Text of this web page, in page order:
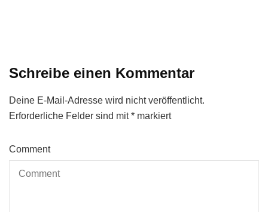
Schreibe einen Kommentar
Deine E-Mail-Adresse wird nicht veröffentlicht.
Erforderliche Felder sind mit* markiert
Comment